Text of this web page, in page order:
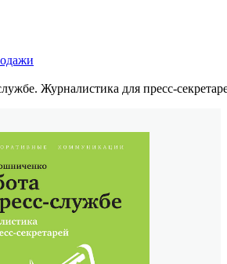
Журналистика для пресс-